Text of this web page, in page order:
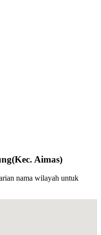
(Kec. Aimas)
nama wilayah untuk